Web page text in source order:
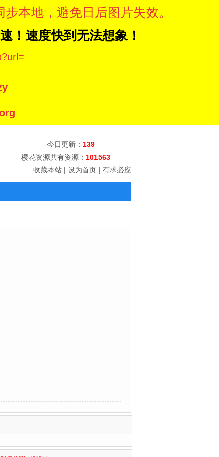
本地，避免日后图片失效。
！速度快到无法想象！
今日更新： 139
樱花资源共有资源： 101563
收藏本站 | 设为首页 | 有求必应